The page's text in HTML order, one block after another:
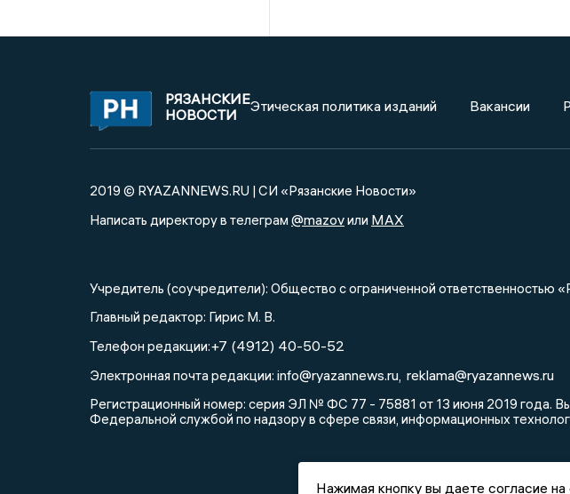
РЯЗАНСКИЕ
НОВОСТИ
Этическая политика изданий Вакансии
2019 © RYAZANNEWS.RU | СИ «Рязанские Новости»
Написать директору в телеграм @mazovили MAX
Учредитель (соучредители): Общество с ограниченной
Главный редактор: Гирис М. В.
Телефон редакции:+7 (4912) 40-50-52
Электронная почта редакции: info@ryazannews.ru reklama@ryazannews.ru
Регистрационный номер: серия ЭЛ № ФС 77 - 75881 от 13 июня 2019 года.
Федеральной службой по надзору в сфере связи, информационных
Нажимая кнопку вы даете согласие